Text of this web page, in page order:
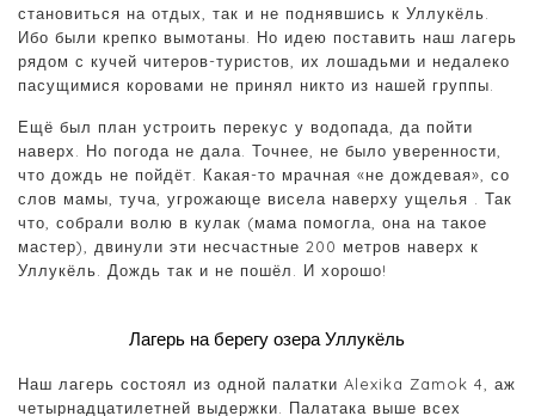
становиться на отдых, так и не поднявшись к Уллукёль.
Ибо были крепко вымотаны. Но идею поставить наш лагерь
рядом с кучей читеров-туристов, их лошадьми и недалеко
пасущимися коровами не принял никто из нашей группы.
Ещё был план устроить перекус у водопада, да пойти
наверх. Но погода не дала. Точнее, не было уверенности,
что дождь не пойдёт. Какая-то мрачная «не дождевая», со
слов мамы, туча, угрожающе висела наверху ущелья . Так
что, собрали волю в кулак (мама помогла, она на такое
мастер), двинули эти несчастные 200 метров наверх к
Уллукёль. Дождь так и не пошёл. И хорошо!
Лагерь на берегу озера Уллукёль
Наш лагерь состоял из одной палатки Alexika Zamok 4, аж
четырнадцатилетней выдержки. Палатака выше всех